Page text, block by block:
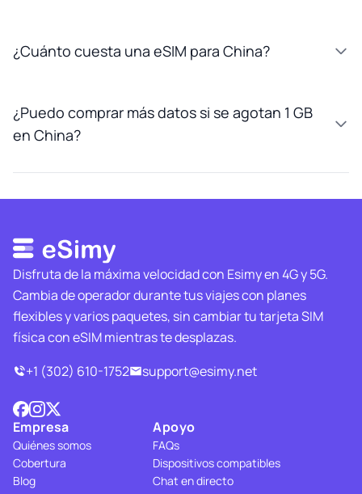
¿Cuánto cuesta una eSIM para China?
¿Puedo comprar más datos si se agotan 1 GB
en China?
Disfruta de la máxima velocidad con Esimy en 4G y 5G.
Cambia de operador durante tus viajes con planes
flexibles y varios paquetes, sin cambiar tu tarjeta SIM
física con eSIM mientras te desplazas.
+1 (302) 610-1752
support@esimy.net
Empresa
Quiénes somos
Cobertura
Blog
Apoyo
FAQs
Dispositivos compatibles
Chat en directo